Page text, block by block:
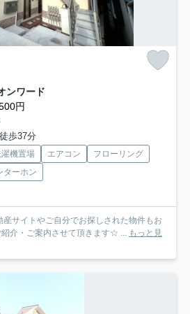
ンワード
円
歩37分
機置場 エアコン
フローリング
ターホン
サイトやご自分でお探しされた物件もお
介・ご案内させて頂きます☆ ... もっと見